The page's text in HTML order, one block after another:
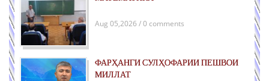
Aug 05,2026 / 0 comments
ФАРҲАНГИ СУЛҲОФАРИИ ПЕШВОИ
МИЛЛАТ